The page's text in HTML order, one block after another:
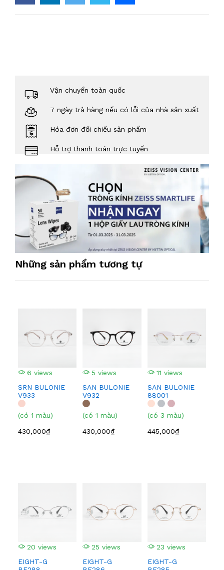
Vận chuyển toàn quốc
7 ngày trả hàng nếu có lỗi của nhà sản xuất
Hóa đơn đối chiếu sản phẩm
Hỗ trợ thanh toán trực tuyến
Những sản phẩm tương tự
6 views
SRN BULONIE
V933
(có 1 màu)
430,000₫
5 views
SAN BULONIE
V932
(có 1 màu)
430,000₫
11 views
SAN BULONIE
88001
(có 3 màu)
445,000₫
20 views
EIGHT-G
25 views
EIGHT-G
23 views
EIGHT-G